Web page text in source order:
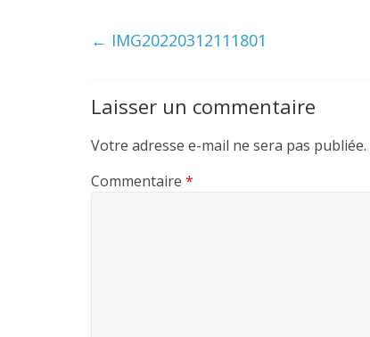
← IMG20220312111801
Laisser un commentaire
Votre adresse e-mail ne sera pas publiée.
Commentaire *